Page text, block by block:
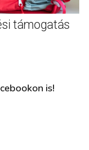
támogatás
is!